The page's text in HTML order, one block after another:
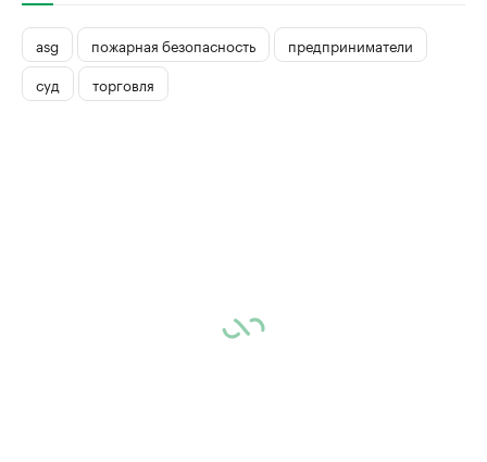
asg пожарная безопасность
предприниматели
суд
торговля